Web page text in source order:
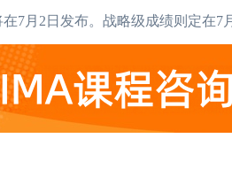
7月2日发布。战略级成绩则定在